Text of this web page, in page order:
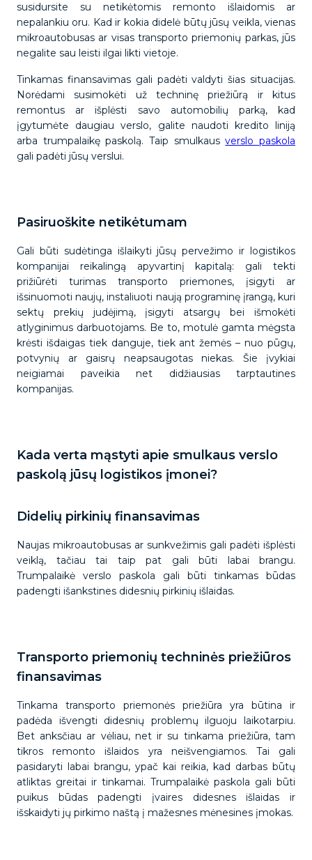
susidursite su netikėtomis remonto išlaidomis ar
nepalankiu oru. Kad ir kokia didelė būtų jūsų veikla, vienas
mikroautobusas ar visas transporto priemonių parkas, jūs
negalite sau leisti ilgai likti vietoje.
Tinkamas finansavimas gali padėti valdyti šias situacijas.
Norėdami susimokėti už techninę priežiūrą ir kitus
remontus ar išplėsti savo automobilių parką, kad
įgytumėte daugiau verslo, galite naudoti kredito liniją
arba trumpalaikę paskolą. Taip smulkausverslo paskola
gali padėti jūsų verslui.
Pasiruoškite netikėtumam
Gali būti sudėtinga išlaikyti jūsų pervežimo ir logistikos
kompanijai reikalingą apyvartinį kapitalą: gali tekti
prižiūrėti turimas transporto priemones, įsigyti ar
išsinuomoti naujų, instaliuoti naują programinę įrangą, kuri
sektų prekių judėjimą, įsigyti atsargų bei išmokėti
atlyginimus darbuotojams. Be to, motulė gamta mėgsta
krėsti išdaigas tiek danguje, tiek ant žemės – nuo pūgų,
potvynių ar gaisrų neapsaugotas niekas. Šie įvykiai
neigiamai paveikia net didžiausias tarptautines
kompanijas.
Kada verta mąstyti apie smulkaus verslo
paskolą jūsų logistikos įmonei?
Didelių pirkinių finansavimas
Naujas mikroautobusas ar sunkvežimis gali padėti išplėsti
veiklą, tačiau tai taip pat gali būti labai brangu.
Trumpalaikė verslo paskola gali būti tinkamas būdas
padengti išankstines didesnių pirkinių išlaidas.
Transporto priemonių techninės priežiūros
finansavimas
Tinkama transporto priemonės priežiūra yra būtina ir
padėda išvengti didesnių problemų ilguoju laikotarpiu.
Bet anksčiau ar vėliau, net ir su tinkama priežiūra, tam
tikros remonto išlaidos yra neišvengiamos. Tai gali
pasidaryti labai brangu, ypač kai reikia, kad darbas būtų
atliktas greitai ir tinkamai. Trumpalaikė paskola gali būti
puikus būdas padengti įvaires didesnes išlaidas ir
išskaidyti jų pirkimo naštą į mažesnes mėnesines įmokas.